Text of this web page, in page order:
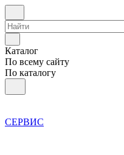
Каталог
По всему сайту
По каталогу
СЕРВИС